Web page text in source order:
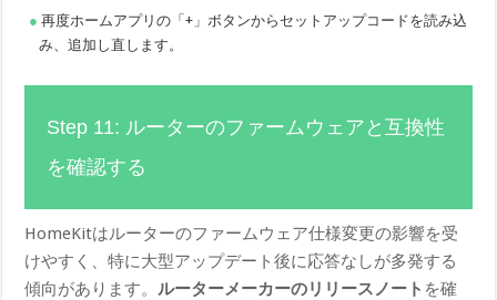
再度ホームアプリの「+」ボタンからセットアップコードを読み込
み、追加し直します。
Step 11: ルーターのファームウェアと互換性
を確認する
HomeKitはルーターのファームウェア仕様変更の影響を受
けやすく、特に大型アップデート後に応答なしが多発する
傾向があります。ルーターメーカーのリリースノート を確